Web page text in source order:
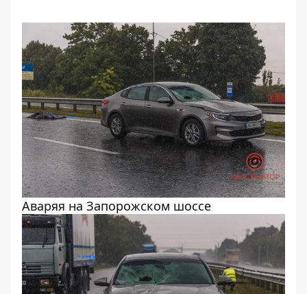
Аваряя на Запорожском шоссе